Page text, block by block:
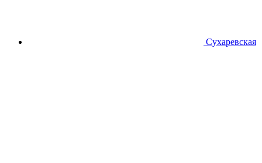
Сухаревская